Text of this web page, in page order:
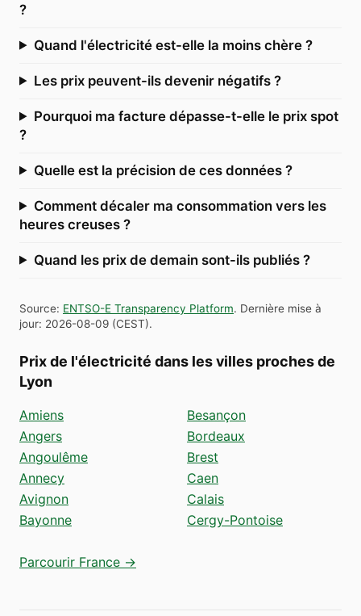
?
Quand l'électricité est-elle la moins chère ?
Les prix peuvent-ils devenir négatifs ?
Pourquoi ma facture dépasse-t-elle le prix spot
?
Quelle est la précision de ces données ?
Comment décaler ma consommation vers les
heures creuses ?
Quand les prix de demain sont-ils publiés ?
Source: ENTSO-E Transparency Platform. Dernière mise à
jour: 2026-08-09 (CEST).
Prix de l'électricité dans les villes proches de
Lyon
Amiens
Angers
Angoulême
Annecy
Avignon
Bayonne
Besançon
Bordeaux
Brest
Caen
Calais
Cergy-Pontoise
Parcourir France →